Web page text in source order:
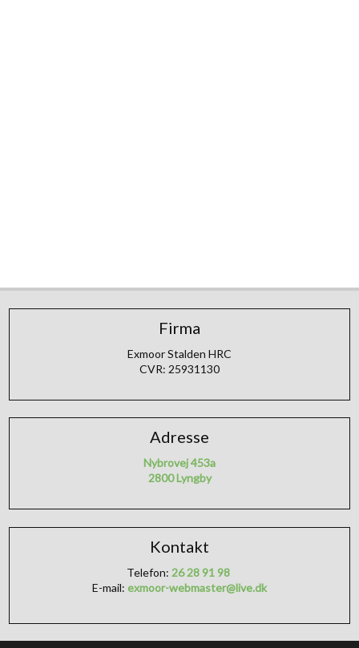
Firma
Exmoor Stalden HRC
CVR: 25931130
Adresse​
Nybrovej 453a
2800 Lyngby
Kontakt
Telefon: 26 28 91 98
E-mail: exmoor-webmaster@live.dk